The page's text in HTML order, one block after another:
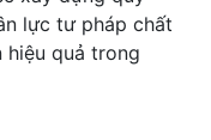
lực tư pháp chất
hiệu quả trong